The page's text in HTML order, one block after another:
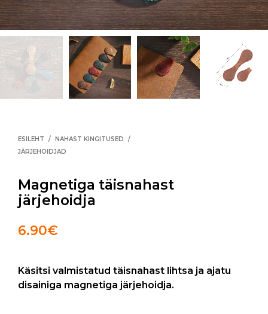
ESILEHT / NAHAST KINGITUSED
/
JÄRJEHOIDJAD
Magnetiga täisnahast
järjehoidja
6.90€
Käsitsi valmistatud täisnahast lihtsa ja ajatu
disainiga magnetiga järjehoidja.